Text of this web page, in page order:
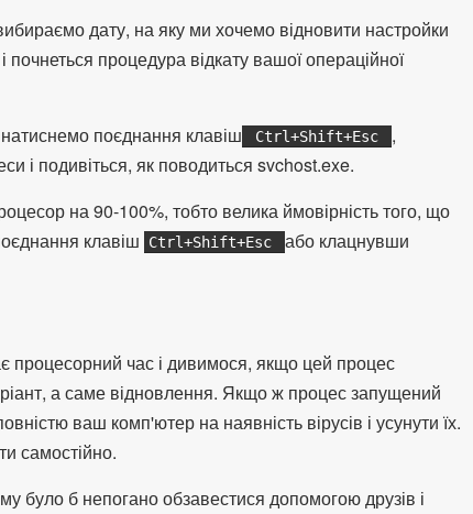
дату, на яку ми хочемо відновити настройки
і почнеться процедура відкату вашої операційної
поєднання клавіш
Ctrl+Shift+Esc
,
і подивіться, як поводиться svchost.exe.
на 90-100%, тобто велика ймовірність того, що
клавіш
Ctrl+Shift+Esc
або клацнувши
процесорний час і дивимося, якщо цей процес
а саме відновлення. Якщо ж процес запущений
ваш комп'ютер на наявність вірусів і усунути їх.
самостійно.
було б непогано обзавестися допомогою друзів і